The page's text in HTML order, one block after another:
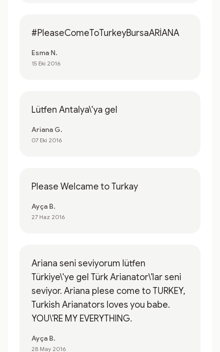
#PleaseComeToTurkeyBursaARİANA
Esma N.
15 Eki 2016
Lütfen Antalya\'ya gel
Ariana G.
07 Eki 2016
Please Welcame to Turkay
Ayça B.
27 Haz 2016
Ariana seni seviyorum lütfen
Türkiye\'ye gel Türk Arianator\'lar seni
seviyor. Ariana plese come to TURKEY,
Turkish Arianators loves you babe.
YOU\'RE MY EVERYTHING.
Ayça B.
28 May 2016